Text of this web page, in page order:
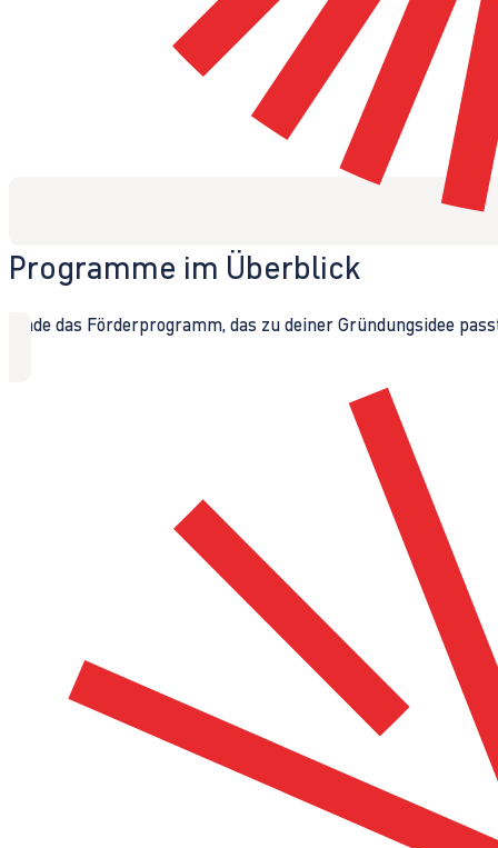
Programme im Überblick
Finde das Förderprogramm, das zu deiner Gründungsidee